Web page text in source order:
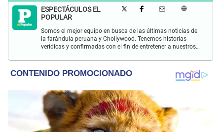
ESPECTÁCULOS EL
POPULAR
Somos el mejor equipo en busca de las últimas noticias de
la farándula peruana y Chollywood. Tenemos historias
verídicas y confirmadas con el fin de entretener a nuestros